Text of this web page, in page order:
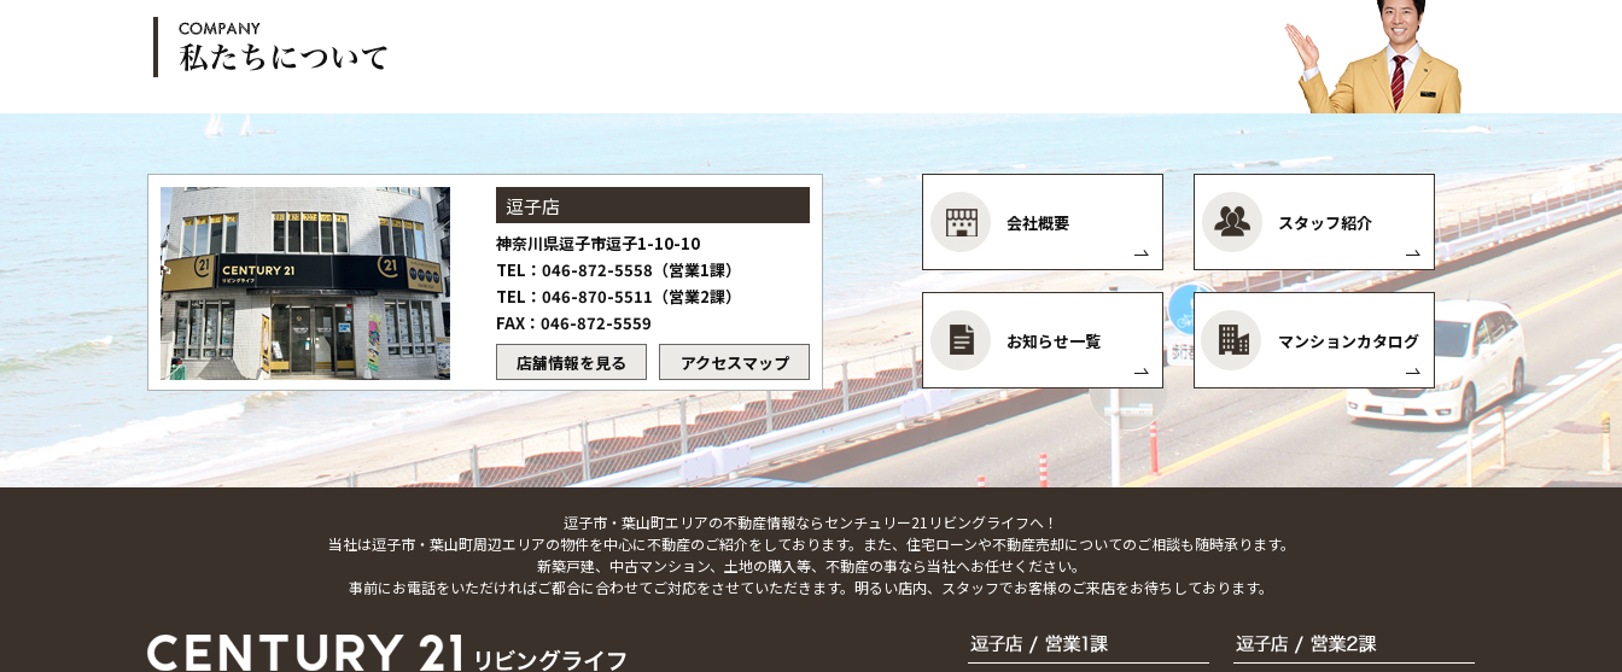
逗子店
神奈川県逗子市逗子1-10-10
TEL：046-872-5558（営業1課）
TEL：046-870-5511（営業2課）
FAX：046-872-5559
店舗情報を見る
アクセスマップ
会社概要 スタッフ紹介
お知らせ一覧 マンションカタログ
逗子市・葉山町エリアの不動産情報ならセンチュリー21リビングライフへ！
当社は逗子市・葉山町周辺エリアの物件を中心に不動産のご紹介をしております。また、住宅ローンや不動産売却についてのご相談も随時承ります。
新築戸建、中古マンション、土地の購入等、不動産の事なら当社へお任せください。
事前にお電話をいただければご都合に合わせてご対応をさせていただきます。明るい店内、スタッフでお客様のご来店をお待ちしております。